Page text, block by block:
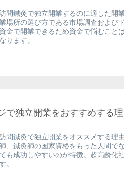
問鍼灸で独立開業するのに適した開
場所の選び方である市場調査および
金で開業できるため資金で悩むこと
ります。
で独立開業をおすすめする
問鍼灸で独立開業をオススメする理
、鍼灸師の国家資格をもった人間で
も成功しやすいのが特徴。超高齢化
。